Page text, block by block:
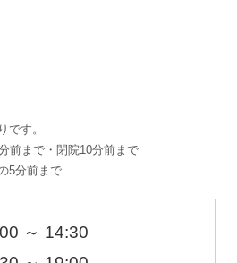
です。
前まで・閉院10分前まで
5分前まで
～ 14:30